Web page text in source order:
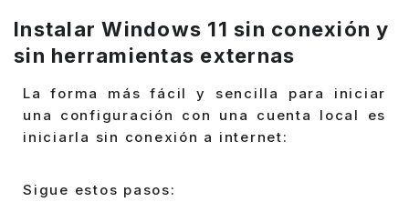
Instalar Windows 11 sin conexión y
sin herramientas externas
La forma más fácil y sencilla para iniciar
una configuración con una cuenta local es
iniciarla sin conexión a internet:
Sigue estos pasos: